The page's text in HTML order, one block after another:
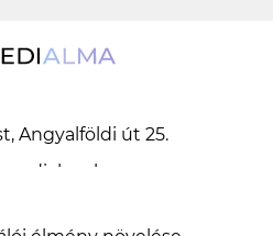
Angyalföldi út 25.